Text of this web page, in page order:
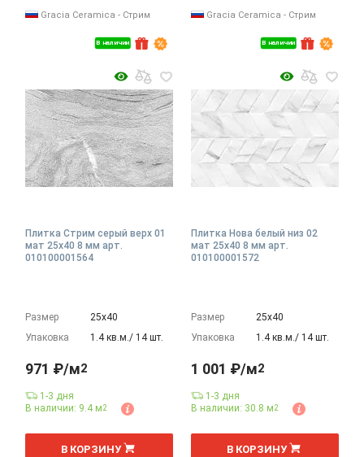
В наличии
Gracia Ceramica - Стрим
В наличии
Gracia Ceramica - Стрим
Плитка Стрим серый верх 01
мат 25x40 8 мм арт.
010100001564
Размер
25х40
Упаковка
1.4 кв.м./ 14 шт.
971 ₽/м2
1-3 дня
В наличии: 9.4 м2
м
В КОРЗИНУ
Плитка Нова белый низ 02
мат 25x40 8 мм арт.
010100001572
Размер
25х40
Упаковка
1.4 кв.м./ 14 шт.
1 001 ₽/м2
1-3 дня
В наличии: 30.8 м2
м
В КОРЗИНУ